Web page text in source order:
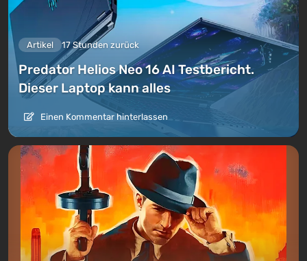
Artikel 17 Stunden zurück
Predator Helios Neo 16 AI Testbericht.
Dieser Laptop kann alles
Einen Kommentar hinterlassen